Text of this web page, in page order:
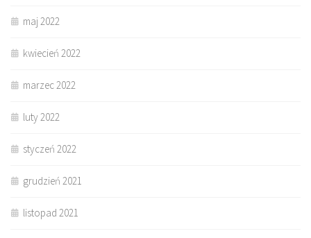
maj 2022
kwiecień 2022
marzec 2022
luty 2022
styczeń 2022
grudzień 2021
listopad 2021